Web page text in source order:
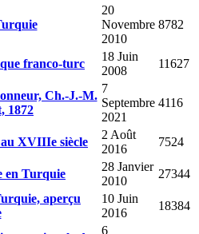
20
Novembre
2010
8782
franco-turc
18 Juin
2008
11627
Ch.-J.-M.
1872
7
Septembre
2021
4116
XVIIIe siècle
2 Août
2016
7524
en Turquie
28 Janvier
2010
27344
aperçu
10 Juin
2016
18384
6